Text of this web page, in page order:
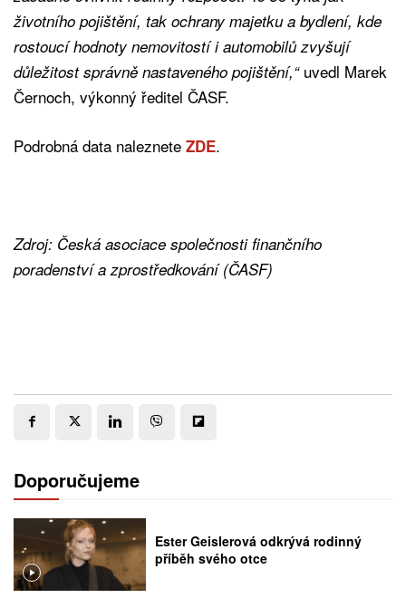
životního pojištění, tak ochrany majetku a bydlení, kde
rostoucí hodnoty nemovitostí i automobilů zvyšují
důležitost správně nastaveného pojištění,“uvedl Marek
Černoch, výkonný ředitel ČASF.
Podrobná data naleznete ZDE.
Zdroj: Česká asociace společnosti finančního
poradenství a zprostředkování (ČASF)
Doporučujeme
Ester Geislerová odkrývá rodinný
příběh svého otce